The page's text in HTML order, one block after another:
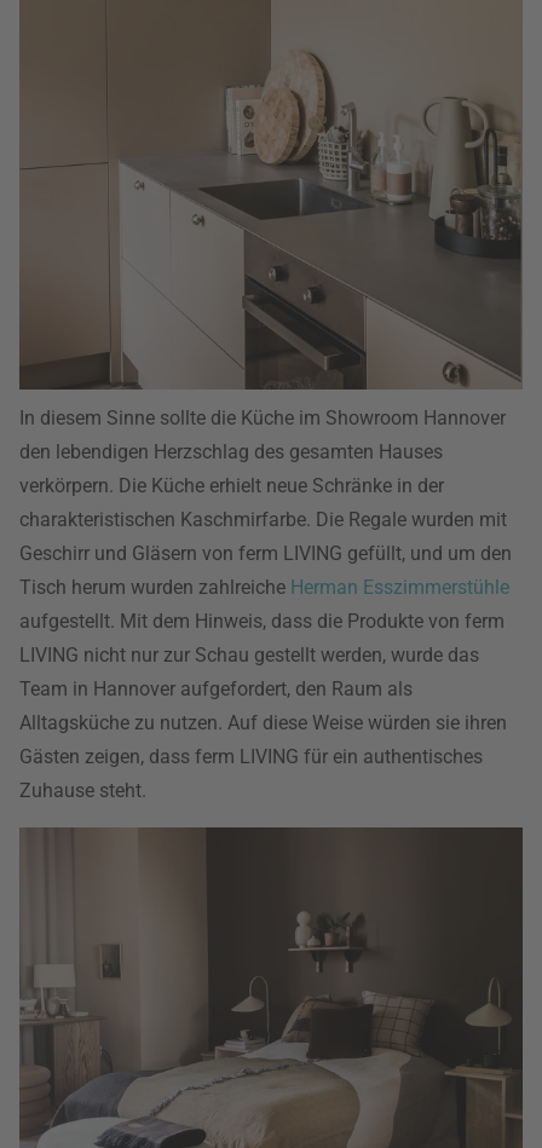
In diesem Sinne sollte die Küche im Showroom Hannover
den lebendigen Herzschlag des gesamten Hauses
verkörpern. Die Küche erhielt neue Schränke in der
charakteristischen Kaschmirfarbe. Die Regale wurden mit
Geschirr und Gläsern von ferm LIVING gefüllt, und um den
Tisch herum wurden zahlreiche Herman Esszimmerstühle
aufgestellt. Mit dem Hinweis, dass die Produkte von ferm
LIVING nicht nur zur Schau gestellt werden, wurde das
Team in Hannover aufgefordert, den Raum als
Alltagsküche zu nutzen. Auf diese Weise würden sie ihren
Gästen zeigen, dass ferm LIVING für ein authentisches
Zuhause steht.